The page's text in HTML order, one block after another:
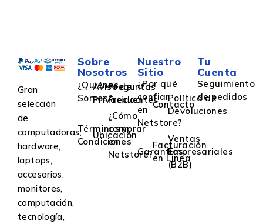
Gran
selección
de
computadoras,
hardware,
laptops,
accesorios,
monitores,
computación,
tecnología,
Sobre
Nosotros
¿Quiénes
Somos?
Aviso de
Privacidad
Preguntas
Frecuentes
Términos y
Condiciones
Ubicación
¿Cómo
comprar
en
Netstore?
Nuestro
Sitio
¿Por qué
confiar
en
Netstore?
Contacto
Política de
Devoluciones
Garantías
Facturación
en Linea
Ventas
Empresariales
(B2B)
Tu
Cuenta
Seguimiento
de pedidos